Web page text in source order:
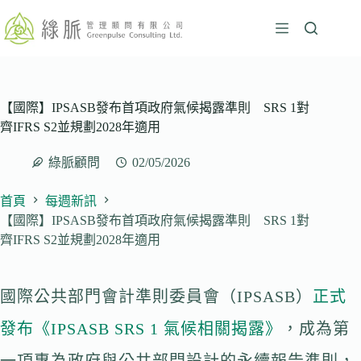
至
容【國際】IPSASB發布首項政府氣候揭露準則 SRS 1對
齊IFRS S2並規劃2028年適用
綠脈顧問 02/05/2026
首頁
每週新訊
【國際】IPSASB發布首項政府氣候揭露準則 SRS 1對
齊IFRS S2並規劃2028年適用
國際公共部門會計準則委員會（IPSASB） 正式
發布《IPSASB SRS 1 氣候相關揭露》
，成為第